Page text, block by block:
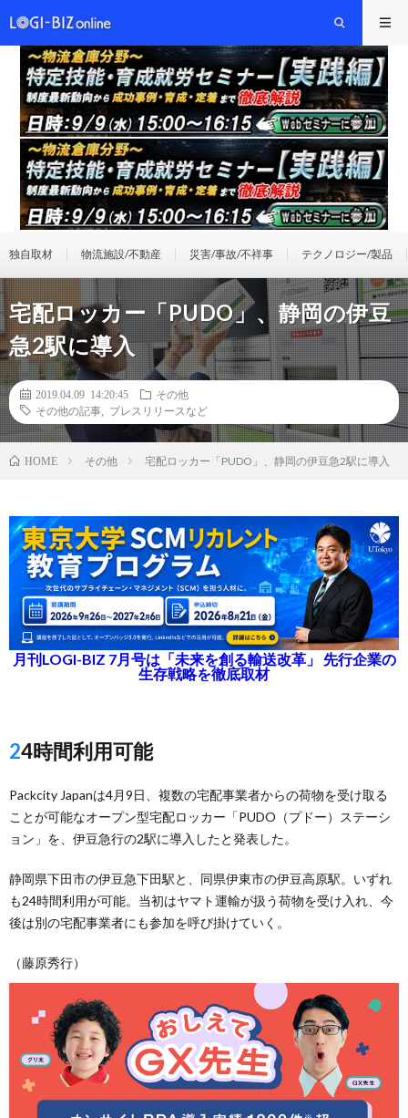
独自取材 物流施設/不動産 災害/事故/不祥事 テクノロジー/製品
宅配ロッカー「PUDO」、静岡の伊豆
急2駅に導入
2019.04.09 14:20:45
その他
その他の記事
プレスリリースなど
HOME その他 宅配ロッカー「PUDO」、静岡の伊豆急2駅に導入
月刊LOGI-BIZ 7月号は「未来を創る輸送改革」 先行企業の
生存戦略を徹底取材
24時間利用可能
Packcity Japanは4月9日、複数の宅配事業者からの荷物を受け取る
ことが可能なオープン型宅配ロッカー「PUDO（プドー）ステーシ
ョン」を、伊豆急行の2駅に導入したと発表した。
静岡県下田市の伊豆急下田駅と、同県伊東市の伊豆高原駅。いずれ
も24時間利用が可能。当初はヤマト運輸が扱う荷物を受け入れ、今
後は別の宅配事業者にも参加を呼び掛けていく。
（藤原秀行）